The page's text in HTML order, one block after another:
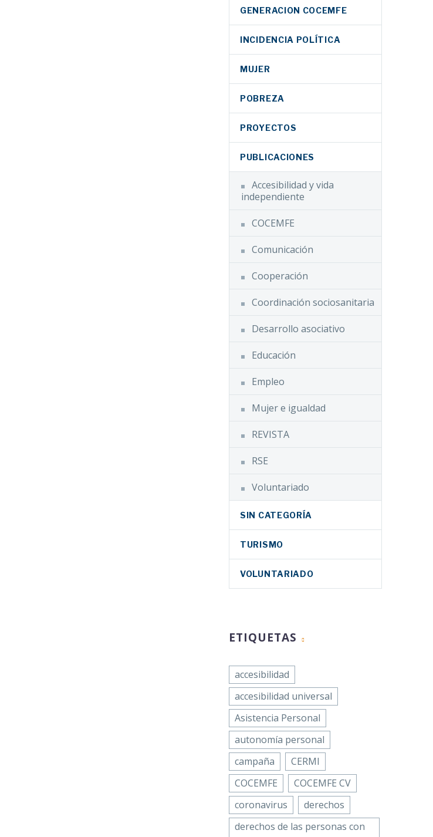
GENERACION COCEMFE
INCIDENCIA POLÍTICA
MUJER
POBREZA
PROYECTOS
PUBLICACIONES
Accesibilidad y vida
independiente
COCEMFE
Comunicación
Cooperación
Coordinación sociosanitaria
Desarrollo asociativo
Educación
Empleo
Mujer e igualdad
REVISTA
RSE
Voluntariado
SIN CATEGORÍA
TURISMO
VOLUNTARIADO
ETIQUETAS
accesibilidad
accesibilidad universal
Asistencia Personal
autonomía personal
campaña
CERMI
COCEMFE
COCEMFE CV
coronavirus
derechos
derechos de las personas con